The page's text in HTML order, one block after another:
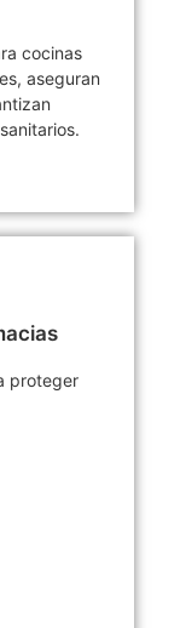
cocinas
aseguran
proteger